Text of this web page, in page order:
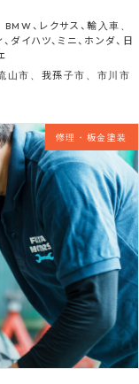
BMW、 レクサス 、輸入車
、 ダイハツ、 ミニ、 ホンダ、 日
山市 、 我孫子市 、 市川市
修理・板金塗装